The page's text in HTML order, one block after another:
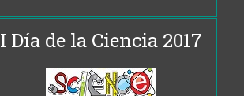
I Día de la Ciencia 2017